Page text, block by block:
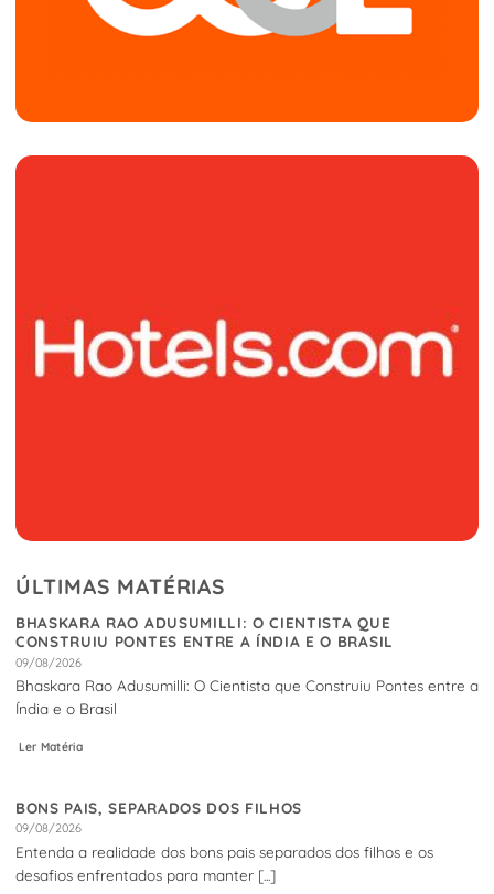
ÚLTIMAS MATÉRIAS
BHASKARA RAO ADUSUMILLI: O CIENTISTA QUE
CONSTRUIU PONTES ENTRE A ÍNDIA E O BRASIL
09/08/2026
Bhaskara Rao Adusumilli: O Cientista que Construiu Pontes entre a
Índia e o Brasil
Ler Matéria
BONS PAIS, SEPARADOS DOS FILHOS
09/08/2026
Entenda a realidade dos bons pais separados dos filhos e os
desafios enfrentados para manter [...]